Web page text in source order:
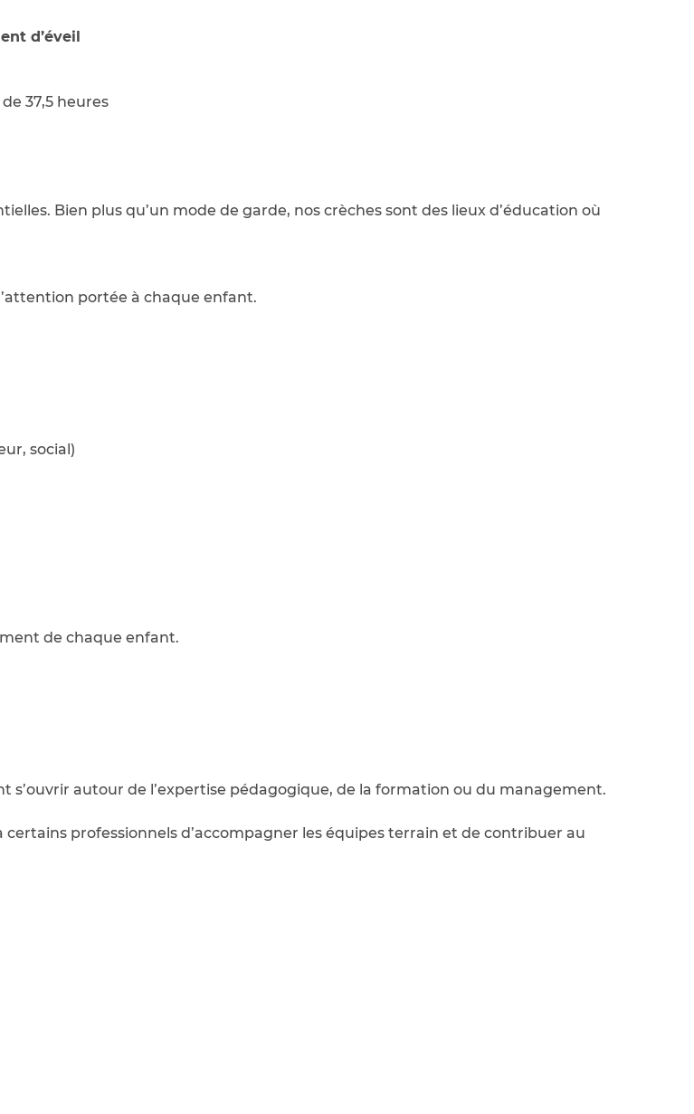
d’éveil
37,5 heures
Bien plus qu’un mode de garde, nos crèches sont des lieux d’éducation où
portée à chaque enfant.
social)
de chaque enfant.
s’ouvrir autour de l’expertise pédagogique, de la formation ou du management.
professionnels d’accompagner les équipes terrain et de contribuer au